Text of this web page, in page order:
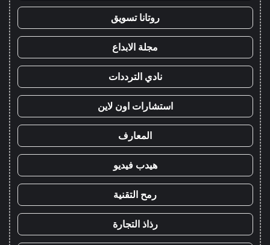
روتانا تسويق
مجلة الابداع
نادي الترددات
استشارات اون لاين
المعارف
هيدب فيديو
رمح التقنية
رذاذ التجارة